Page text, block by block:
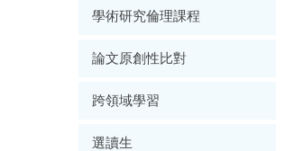
學術研究倫理課程
論文原創性比對
跨領域學習
選讀生